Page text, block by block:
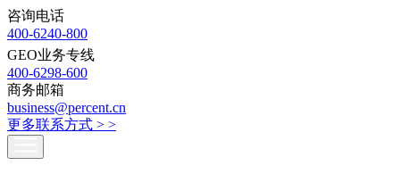
咨询电话
400-6240-800
GEO业务专线
400-6298-600
商务邮箱
business@percent.cn
更多联系方式 > >